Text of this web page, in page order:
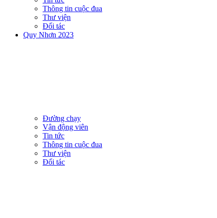
Thông tin cuộc đua
Thư viện
Đối tác
Quy Nhơn 2023
Đường chạy
Vận động viên
Tin tức
Thông tin cuộc đua
Thư viện
Đối tác